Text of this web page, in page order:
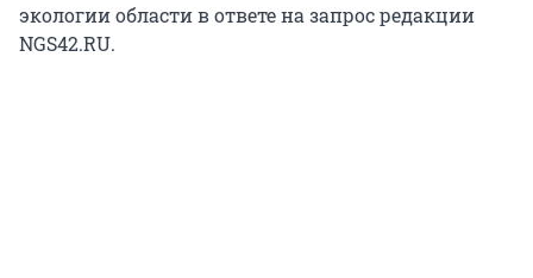
экологии области в ответе на запрос редакции
NGS42.RU.